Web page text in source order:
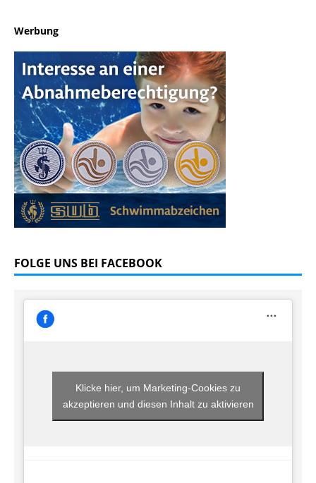
Werbung
FOLGE UNS BEI FACEBOOK
Klicke hier, um Marketing-Cookies zu
akzeptieren und diesen Inhalt zu aktivieren